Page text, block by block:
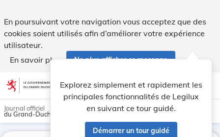
En poursuivant votre navigation vous acceptez que des
cookies soient utilisés afin d’améliorer votre expérience
utilisateur.
En savoir plus
Ne plus afficher ce message
Aller au contenu account_circle help Aide
Explorez simplement et rapidement les
principales fonctionnalités de Legilux
en suivant ce tour guidé.
Démarrer un tour guidé
light_mode dark_mode
Journal officiel
du Grand-Duché de Luxembourg